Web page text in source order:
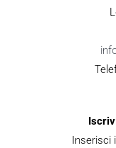
Inserisci